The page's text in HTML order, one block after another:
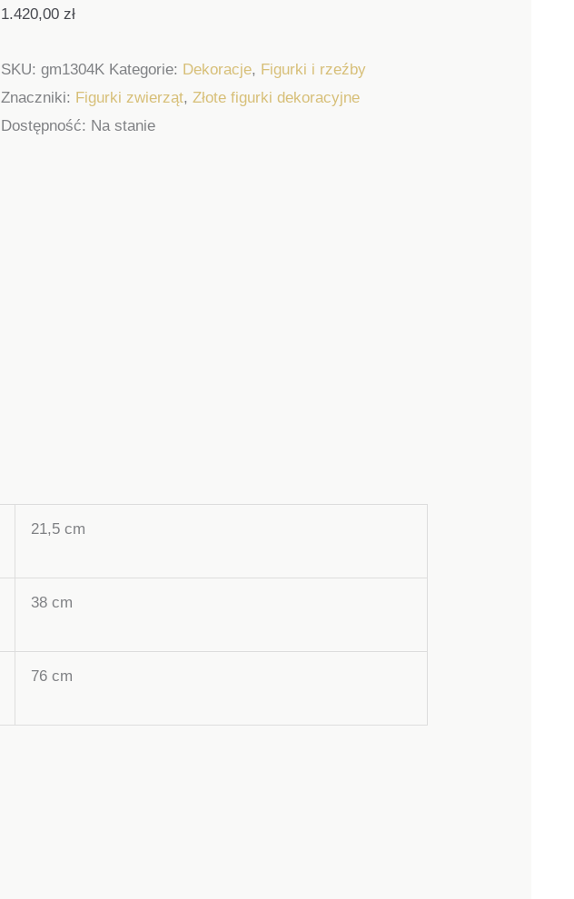
1.420,00 zł
SKU: gm1304K Kategorie: Dekoracje, Figurki i rzeźby
Znaczniki: Figurki zwierząt, Złote figurki dekoracyjne
Dostępność: Na stanie
21,5 cm
38 cm
76 cm